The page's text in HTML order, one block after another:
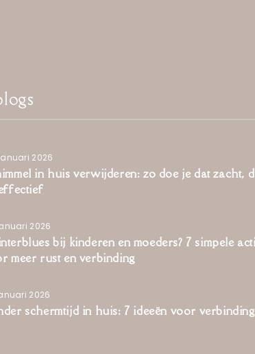
2026
in huis verwijderen: zo doe je dat zacht,
2026
bij kinderen en moeders? 7 simpele
meer rust en verbinding
2026
schermtijd in huis: 7 ideeën voor